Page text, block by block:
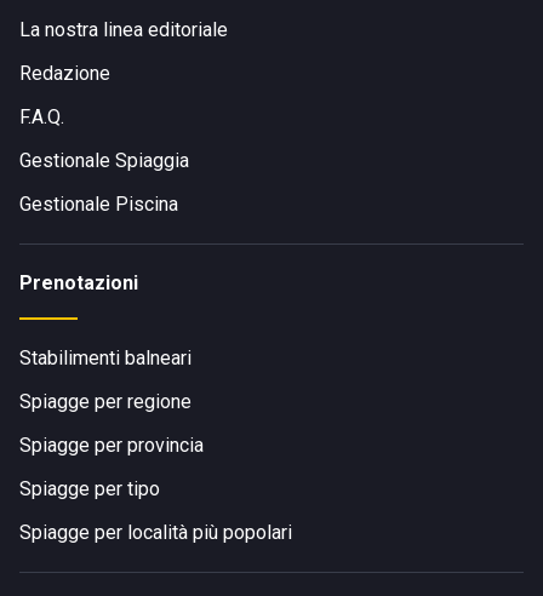
La nostra linea editoriale
Redazione
F.A.Q.
Gestionale Spiaggia
Gestionale Piscina
Prenotazioni
Stabilimenti balneari
Spiagge per regione
Spiagge per provincia
Spiagge per tipo
Spiagge per località più popolari